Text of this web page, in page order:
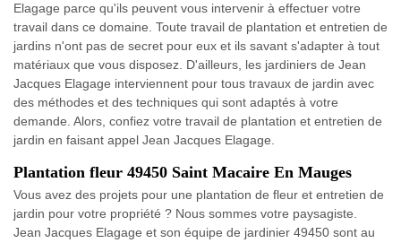
Elagage parce qu'ils peuvent vous intervenir à effectuer votre
travail dans ce domaine. Toute travail de plantation et entretien de
jardins n'ont pas de secret pour eux et ils savant s'adapter à tout
matériaux que vous disposez. D'ailleurs, les jardiniers de Jean
Jacques Elagage interviennent pour tous travaux de jardin avec
des méthodes et des techniques qui sont adaptés à votre
demande. Alors, confiez votre travail de plantation et entretien de
jardin en faisant appel Jean Jacques Elagage.
Plantation fleur 49450 Saint Macaire En Mauges
Vous avez des projets pour une plantation de fleur et entretien de
jardin pour votre propriété ? Nous sommes votre paysagiste.
Jean Jacques Elagage et son équipe de jardinier 49450 sont au